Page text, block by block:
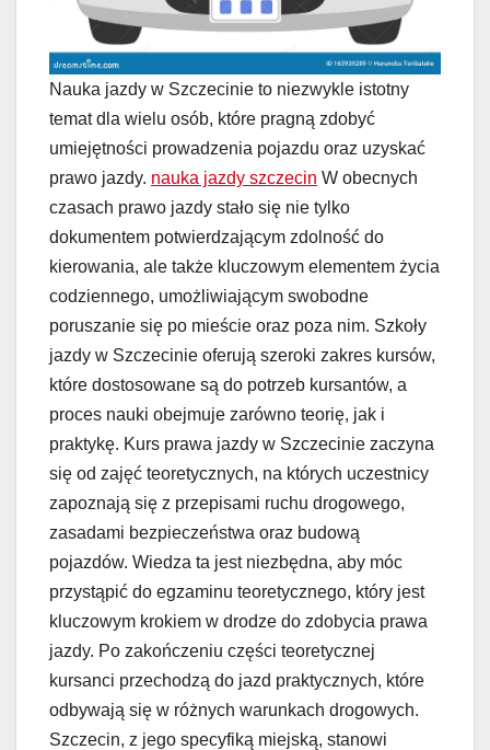
Nauka jazdy w Szczecinie to niezwykle istotny
temat dla wielu osób, które pragną zdobyć
umiejętności prowadzenia pojazdu oraz uzyskać
prawo jazdy. nauka jazdy szczecin W obecnych
czasach prawo jazdy stało się nie tylko
dokumentem potwierdzającym zdolność do
kierowania, ale także kluczowym elementem życia
codziennego, umożliwiającym swobodne
poruszanie się po mieście oraz poza nim. Szkoły
jazdy w Szczecinie oferują szeroki zakres kursów,
które dostosowane są do potrzeb kursantów, a
proces nauki obejmuje zarówno teorię, jak i
praktykę. Kurs prawa jazdy w Szczecinie zaczyna
się od zajęć teoretycznych, na których uczestnicy
zapoznają się z przepisami ruchu drogowego,
zasadami bezpieczeństwa oraz budową
pojazdów. Wiedza ta jest niezbędna, aby móc
przystąpić do egzaminu teoretycznego, który jest
kluczowym krokiem w drodze do zdobycia prawa
jazdy. Po zakończeniu części teoretycznej
kursanci przechodzą do jazd praktycznych, które
odbywają się w różnych warunkach drogowych.
Szczecin, z jego specyfiką miejską, stanowi